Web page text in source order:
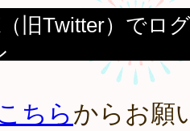
旧Twitter）でロ
ちらからお願